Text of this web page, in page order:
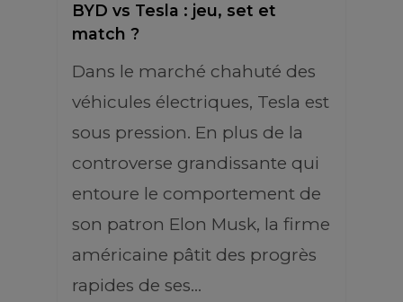
BYD vs Tesla : jeu, set et
match ?
Dans le marché chahuté des
véhicules électriques, Tesla est
sous pression. En plus de la
controverse grandissante qui
entoure le comportement de
son patron Elon Musk, la firme
américaine pâtit des progrès
rapides de ses…